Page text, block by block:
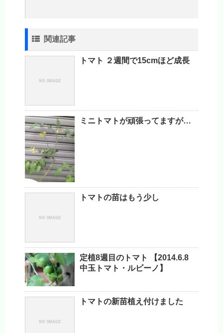
関連記事
トマト ２週間で15cmほど成長
ミニトマトが頑張ってますが…
トマトの苗はもう少し
定植8週目のトマト 【2014.6.8
中玉トマト・ルビーノ】
トマトの新苗植え付けました